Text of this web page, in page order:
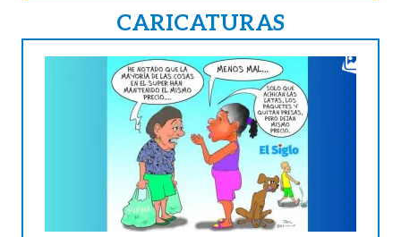
CARICATURAS